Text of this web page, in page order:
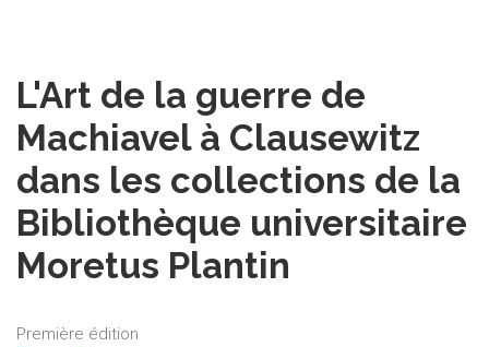
L'Art de la guerre de
Machiavel à Clausewitz
dans les collections de la
Bibliothèque universitaire
Moretus Plantin
Première édition